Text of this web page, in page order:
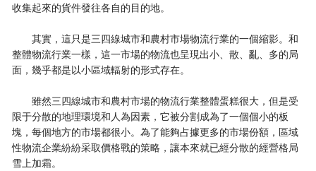
收集起來的貨件發往各自的目的地。
其實，這只是三四線城市和農村市場物流行業的一個縮影。和
整體物流行業一樣，這一市場的物流也呈現出小、散、亂、多的局
面，幾乎都是以小區域輻射的形式存在。
雖然三四線城市和農村市場的物流行業整體蛋糕很大，但是受
限于分散的地理環境和人為因素，它被分割成為了一個個小的板
塊，每個地方的市場都很小。為了能夠占據更多的市場份額，區域
性物流企業紛紛采取價格戰的策略，讓本來就已經分散的經營格局
雪上加霜。